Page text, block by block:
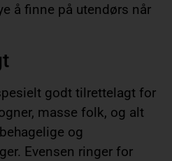
å finne på utendørs når
godt tilrettelagt for
masse folk, og alt
og
Evensen ringer for